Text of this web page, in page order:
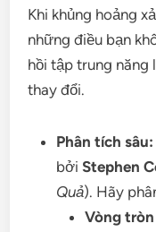
Khi khủng hoảng
những điều bạn
hồi tập trung
thay đổi.
Phân tích sâu:
bởiStephen
Quả). Hãy
Vòng